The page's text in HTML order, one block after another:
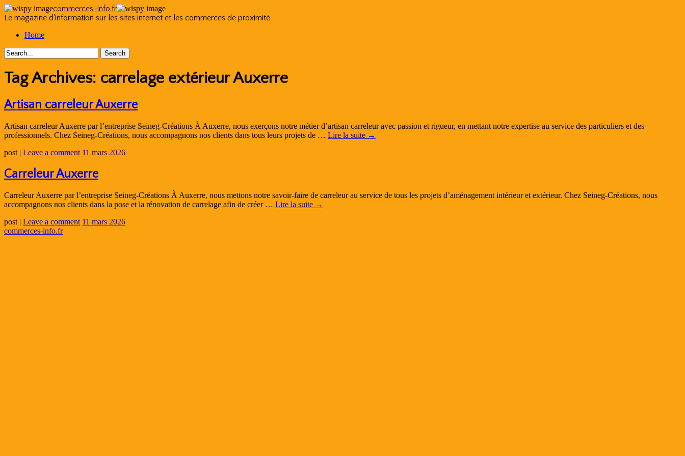
commerces-info.fr
Le magazine d'information sur les sites internet et les commerces de proximité
Skip
content
Home
Tag Archives: carrelage extérieur Auxerre
Artisan carreleur Auxerre
Artisan carreleur Auxerre par l’entreprise Seineg-Créations À Auxerre, nous exerçons notre métier d’artisan carreleur avec passion et rigueur, en mettant notre expertise au service des particuliers et des
professionnels. Chez Seineg-Créations, nous accompagnons nos clients dans tous leurs projets de … Lire la suite →
post | Leave a comment 11 mars 2026
Carreleur Auxerre
Carreleur Auxerre par l’entreprise Seineg-Créations À Auxerre, nous mettons notre savoir-faire de carreleur au service de tous les projets d’aménagement intérieur et extérieur. Chez Seineg-Créations, nous
accompagnons nos clients dans la pose et la rénovation de carrelage afin de créer … Lire la suite →
post | Leave a comment 11 mars 2026
commerces-info.fr